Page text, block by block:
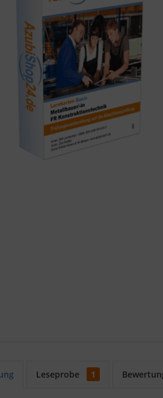
Leseprobe 1